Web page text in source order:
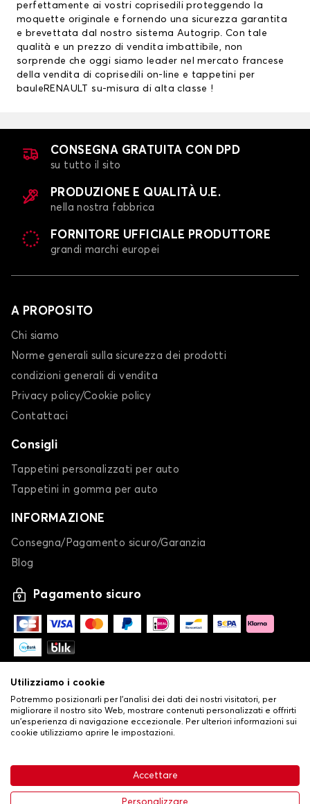
114,37 €
perfettamente ai vostri coprisedili proteggendo la
moquette originale e fornendo una sicurezza garantita
e brevettata dal nostro sistema Autogrip. Con tale
qualità e un prezzo di vendita imbattibile, non
sorprende che oggi siamo leader nel mercato francese
della vendita di coprisedili on-line e tappetini per
bauleRENAULT
su-misura di alta classe !
CONSEGNA GRATUITA CON DPD
su tutto il sito
PRODUZIONE E QUALITÀ U.E.
nella nostra fabbrica
FORNITORE UFFICIALE PRODUTTORE
grandi marchi europei
A PROPOSITO
Chi siamo
Norme generali sulla sicurezza dei prodotti
condizioni generali di vendita
Privacy policy/Cookie policy
Contattaci
Consigli
Tappetini personalizzati per auto
Tappetini in gomma per auto
INFORMAZIONE
Consegna/Pagamento sicuro/Garanzia
Blog
Pagamento sicuro
Condizioni generali di vendita•
Politica sulla privacy e sui cookie•Livraison
Utilizziamo i cookie
Potremmo posizionarli per l'analisi dei dati dei nostri visitatori, per
migliorare il nostro sito Web, mostrare contenuti personalizzati e offrirti
un'esperienza di navigazione eccezionale. Per ulteriori informazioni sui
cookie utilizziamo aprire le impostazioni.
Accettare
Personalizzare